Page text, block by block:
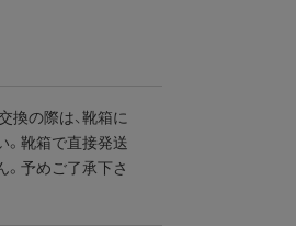
換の際は、靴箱に
。靴箱で直接発送
。予めご了承下さ